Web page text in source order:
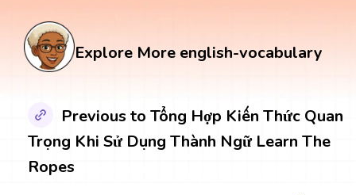
Explore More english-vocabulary
Previous to Tổng Hợp Kiến Thức Quan
Trọng Khi Sử Dụng Thành Ngữ Learn The
Ropes